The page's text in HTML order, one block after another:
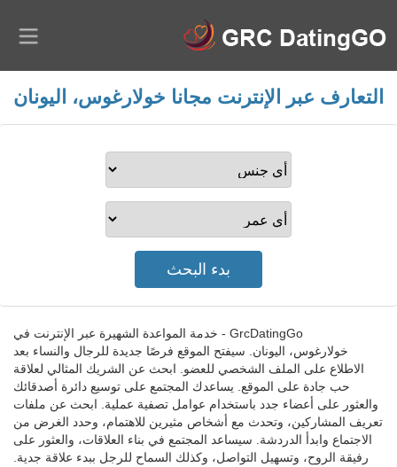
التعارف عبر الإنترنت مجانا خولارغوس، اليونان
GrcDatingGo - خدمة المواعدة الشهيرة عبر الإنترنت في
خولارغوس، اليونان. سيفتح الموقع فرصًا جديدة للرجال والنساء بعد
الاطلاع على الملف الشخصي للعضو. ابحث عن الشريك المثالي لعلاقة
حب جادة على الموقع. يساعدك المجتمع على توسيع دائرة أصدقائك
والعثور على أعضاء جدد باستخدام عوامل تصفية عملية. ابحث عن ملفات
تعريف المشاركين، وتحدث مع أشخاص مثيرين للاهتمام، وحدد الغرض من
الاجتماع وابدأ الدردشة. سيساعد المجتمع في بناء العلاقات، والعثور على
رفيقة الروح، وتسهيل التواصل، وكذلك السماح للرجل ببدء علاقة جدية.